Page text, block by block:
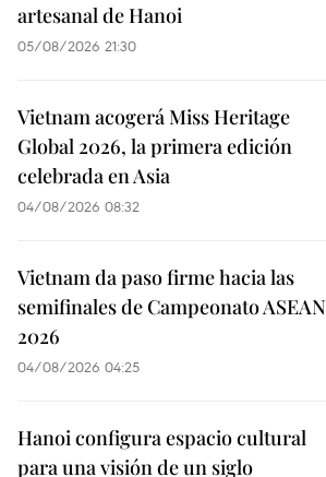
artesanal de Hanoi
05/08/2026 21:30
Vietnam acogerá Miss Heritage
Global 2026, la primera edición
celebrada en Asia
04/08/2026 08:32
Vietnam da paso firme hacia las
semifinales de Campeonato ASEAN
2026
04/08/2026 04:25
Hanoi configura espacio cultural
para una visión de un siglo